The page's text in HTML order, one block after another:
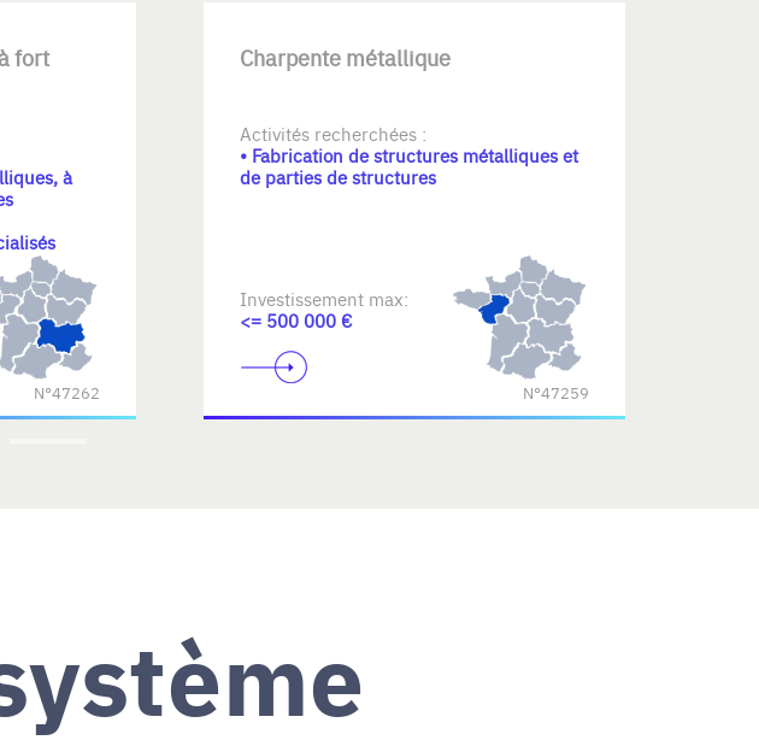
fort
à
N°47262
Charpente métallique
Activités recherchées :
• Fabrication de structures métalliques et
de parties de structures
Investissement max:
<= 500 000 €
N°47259